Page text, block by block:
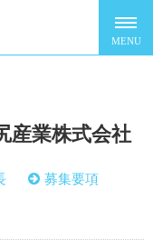
産業株式会社
募集要項